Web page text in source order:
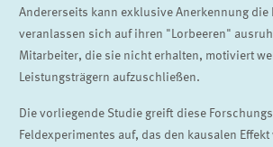
Andererseits kann exklusive Anerkennung die
veranlassen sich auf ihren "Lorbeeren"
Mitarbeiter, die sie nicht erhalten, motiviert
Leistungsträgern aufzuschließen.
Die vorliegende Studie greift diese
Feldexperimentes auf, das den kausalen